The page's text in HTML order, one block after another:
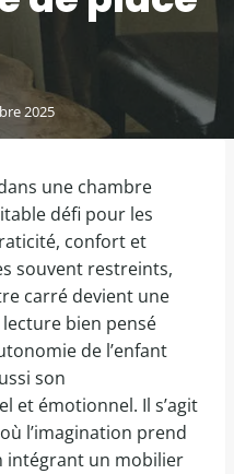
2025
une chambre
défi pour les
confort et
souvent restreints,
carré devient une
bien pensé
de l’enfant
son
et émotionnel. Il s’agit
l’imagination prend
intégrant un mobilier